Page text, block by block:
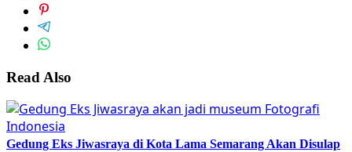
Read Also
Gedung Eks Jiwasraya di Kota Lama Semarang Akan Disulap